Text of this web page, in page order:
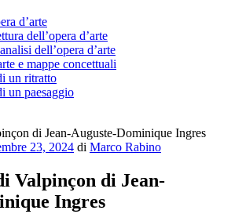
d’arte
dell’opera d’arte
dell’opera d’arte
e mappe concettuali
un ritratto
un paesaggio
23, 2024 di Marco Rabino
Valpinçon di Jean-
Ingres